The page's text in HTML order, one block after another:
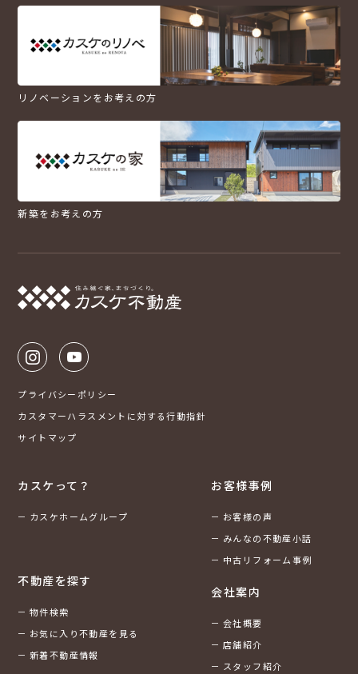
リノベーションをお考えの方
新築をお考えの方
プライバシーポリシー
カスタマーハラスメントに対する行動指針
サイトマップ
カスケって？
カスケホームグループ
不動産を探す
物件検索
お気に入り不動産を見る
新着不動産情報
お客様事例
お客様の声
みんなの不動産小話
中古リフォーム事例
会社案内
会社概要
店舗紹介
スタッフ紹介